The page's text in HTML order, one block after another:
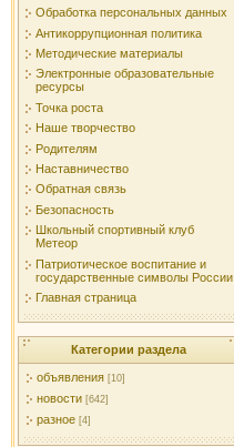
Обработка персональных данных
Антикоррупционная политика
Методические материалы
Электронные образовательные
ресурсы
Точка роста
Наше творчество
Родителям
Наставничество
Обратная связь
Безопасность
Школьный спортивный клуб
Метеор
Патриотическое воспитание и
государственные символы России
Главная страница
Категории раздела
объявления [10]
новости [642]
разное [4]